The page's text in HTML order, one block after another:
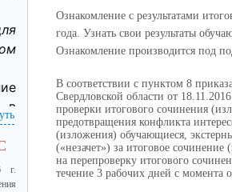
Ознакомление с результатами
года. Узнать свои результаты
Ознакомление производится под
В соответствии с пунктом 8
Свердловской области от
проверки итогового сочинения
предотвращения конфликта
(изложения) обучающиеся,
(«незачет») за итоговое
на перепроверку итогового
течение 3 рабочих дней с момента
в
г.